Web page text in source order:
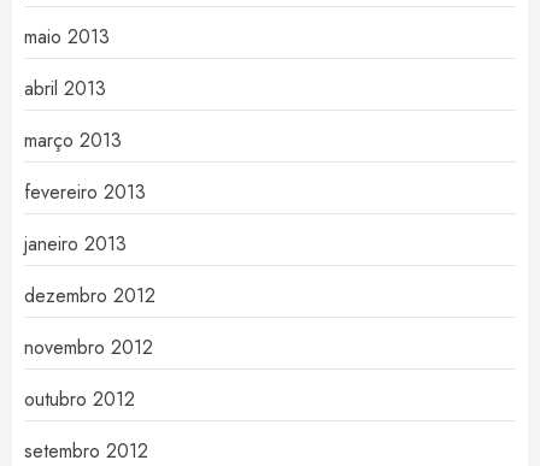
maio 2013
abril 2013
março 2013
fevereiro 2013
janeiro 2013
dezembro 2012
novembro 2012
outubro 2012
setembro 2012